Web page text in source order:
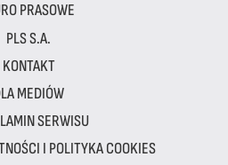
PRASOWE
PLS S.A.
KONTAKT
MEDIÓW
SERWISU
I POLITYKA COOKIES